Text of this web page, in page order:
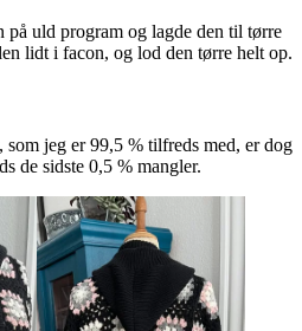
på uld program og lagde den til tørre
lidt i facon, og lod den tørre helt op.
jeg er 99,5 % tilfreds med, er dog
de sidste 0,5 % mangler.